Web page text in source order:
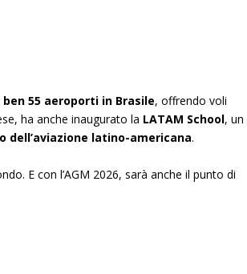
55 aeroporti in Brasile, offrendo voli
ha anche inaugurato la LATAM School, un
dell’aviazione latino-americana.
E con l’AGM 2026, sarà anche il punto di